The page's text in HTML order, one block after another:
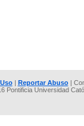
| Reportar Abuso|
Pontificia Universidad